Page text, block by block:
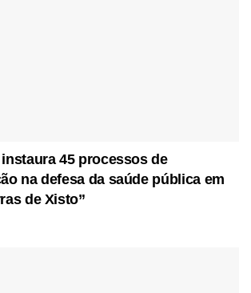
45 processos de
na defesa da saúde pública em
de Xisto”